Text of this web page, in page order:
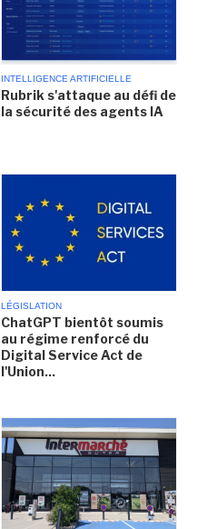
INTELLIGENCE ARTIFICIELLE
Rubrik s'attaque au défi de
la sécurité des agents IA
LÉGISLATION
ChatGPT bientôt soumis
au régime renforcé du
Digital Service Act de
l'Union...